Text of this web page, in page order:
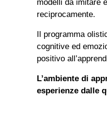
modelli da imitare
reciprocamente.
Il programma
cognitive ed
positivo
L’ambiente di
esperienze dalle